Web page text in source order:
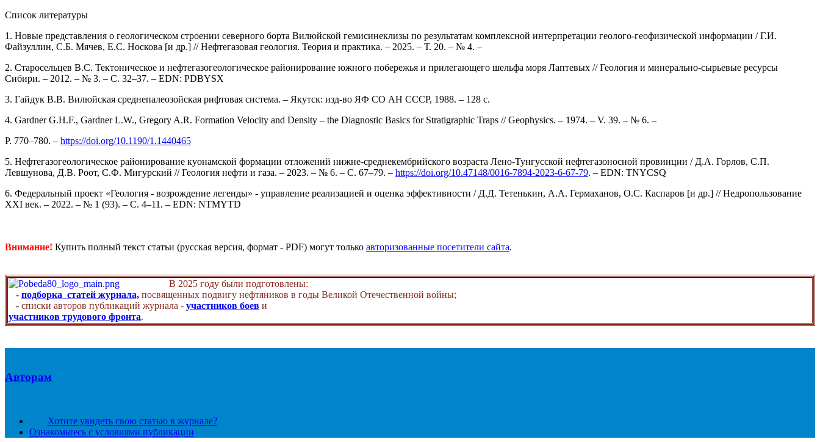
Список литературы
1. Новые представления о геологическом строении северного борта Вилюйской гемисинеклизы по результатам комплексной интерпретации геолого-геофизической информации / Г.И.
Файзуллин, С.Б. Мячев, Е.С. Носкова [и др.] // Нефтегазовая геология. Теория и практика. – 2025. – Т. 20. – № 4. –
2. Старосельцев В.С. Тектоническое и нефтегазогеологическое районирование южного побережья и прилегающего шельфа моря Лаптевых // Геология и минерально-сырьевые ресурсы
Сибири. – 2012. – № 3. – С. 32–37. – EDN: PDBYSX
3. Гайдук В.В. Вилюйская среднепалеозойская рифтовая система. – Якутск: изд-во ЯФ СО АН СССР, 1988. – 128 с.
4. Gardner G.H.F., Gardner L.W., Gregory A.R. Formation Velocity and Density – the Diagnostic Basics for Stratigraphic Traps // Geophysics. – 1974. – V. 39. – № 6. –
P. 770–780. – https://doi.org/10.1190/1.1440465
5. Нефтегазогеологическое районирование куонамской формации отложений нижне-среднекембрийского возраста Лено-Тунгусской нефтегазоносной провинции / Д.А. Горлов, С.П.
Левшунова, Д.В. Роот, С.Ф. Мигурский // Геология нефти и газа. – 2023. – № 6. – С. 67–79. – https://doi.org/10.47148/0016-7894-2023-6-67-79. – EDN: TNYCSQ
6. Федеральный проект «Геология - возрождение легенды» - управление реализацией и оценка эффективности / Д.Д. Тетенькин, А.А. Гермаханов, О.С. Каспаров [и др.] // Недропользование
XXI век. – 2022. – № 1 (93). – С. 4–11. – EDN: NTMYTD
Внимание! Купить полный текст статьи (русская версия, формат - PDF) могут только авторизованные посетители сайта.
В 2025 году были подготовлены:
- подборка статей журнала, посвященных подвигу нефтяников в годы Великой Отечественной войны;
- списки авторов публикаций журнала - участников боев и
участников трудового фронта.
Авторам
Хотите увидеть свою статью в журнале?
Ознакомьтесь с условиями публикации